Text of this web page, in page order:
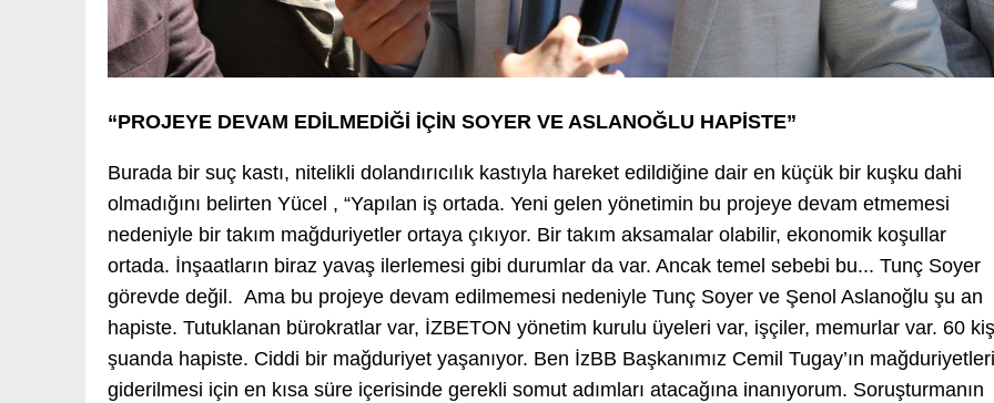
“PROJEYE DEVAM EDİLMEDİĞİ İÇİN SOYER VE ASLANOĞLU HAPİSTE”
Burada bir suç kastı, nitelikli dolandırıcılık kastıyla hareket edildiğine dair en küçük bir kuşku dahi
olmadığını belirten Yücel , “Yapılan iş ortada. Yeni gelen yönetimin bu projeye devam etmemesi
nedeniyle bir takım mağduriyetler ortaya çıkıyor. Bir takım aksamalar olabilir, ekonomik koşullar
ortada. İnşaatların biraz yavaş ilerlemesi gibi durumlar da var. Ancak temel sebebi bu... Tunç Soyer
görevde değil. Ama bu projeye devam edilmemesi nedeniyle Tunç Soyer ve Şenol Aslanoğlu şu an
hapiste. Tutuklanan bürokratlar var, İZBETON yönetim kurulu üyeleri var, işçiler, memurlar var. 60
şuanda hapiste. Ciddi bir mağduriyet yaşanıyor. Ben İzBB Başkanımız Cemil Tugay’ın
giderilmesi için en kısa süre içerisinde gerekli somut adımları atacağına inanıyorum. Soruşturmanın